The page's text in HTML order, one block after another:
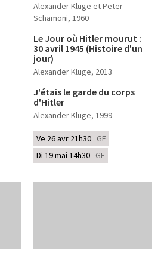
Alexander Kluge et Peter
Schamoni, 1960
Le Jour où Hitler mourut :
30 avril 1945 (Histoire d'un
jour)
Alexander Kluge, 2013
J'étais le garde du corps
d'Hitler
Alexander Kluge, 1999
Ve 26 avr 21h30 GF
Di 19 mai 14h30 GF